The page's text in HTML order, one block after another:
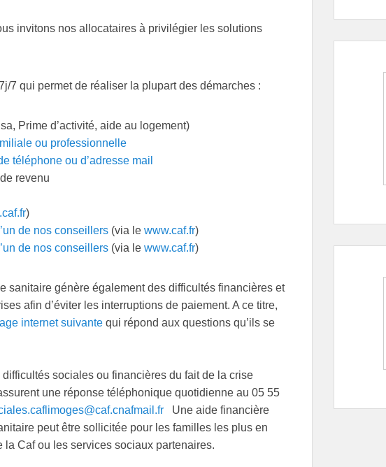
invitons nos allocataires à privilégier les solutions
7 qui permet de réaliser la plupart des démarches :
Prime d’activité, aide au logement)
ou professionnelle
téléphone ou d’adresse mail
revenu
)
de nos conseillers (via le www.caf.fr)
de nos conseillers (via le www.caf.fr)
sanitaire génère également des difficultés financières et
afin d’éviter les interruptions de paiement. A ce titre,
internet suivante qui répond aux questions qu’ils se
sociales ou financières du fait de la crise
une réponse téléphonique quotidienne au 05 55
Une aide financière
peut être sollicitée pour les familles les plus en
Caf ou les services sociaux partenaires.